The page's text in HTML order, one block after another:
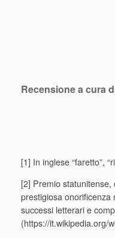
Recensione a cura
[1] In inglese “faretto”,
[2] Premio
prestigiosa onorificenza
successi letterari e
(https://it.wikipedia.org/